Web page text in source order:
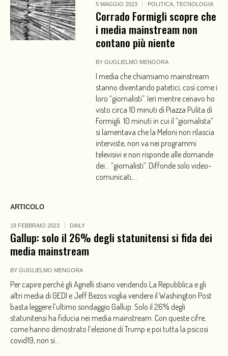
5 MAGGIO 2023 POLITICA ,TECNOLOGIA
Corrado Formigli scopre che
i media mainstream non
contano più niente
BYGUGLIELMO MENGORA
I media che chiamiamo mainstream
stanno diventando patetici, così come i
loro “giornalisti”. Ieri mentre cenavo ho
visto circa 10 minuti di Piazza Pulita di
Formigli. 10 minuti in cui il “giornalista”
si lamentava che la Meloni non rilascia
interviste, non va nei programmi
televisivi e non risponde alle domande
dei… “giornalisti”. Diffonde solo video-
comunicati,...
ARTICOLO
19 FEBBRAIO 2023 DAILY
Gallup: solo il 26% degli statunitensi si fida dei
media mainstream
BY GUGLIELMO MENGORA
Per capire perché gli Agnelli stiano vendendo La Repubblica e gli
altri media di GEDI e Jeff Bezos voglia vendere il Washington Post
basta leggere l’ultimo sondaggio Gallup: Solo il 26% degli
statunitensi ha fiducia nei media mainstream. Con queste cifre,
come hanno dimostrato l’elezione di Trump e poi tutta la psicosi
covid19, non si...